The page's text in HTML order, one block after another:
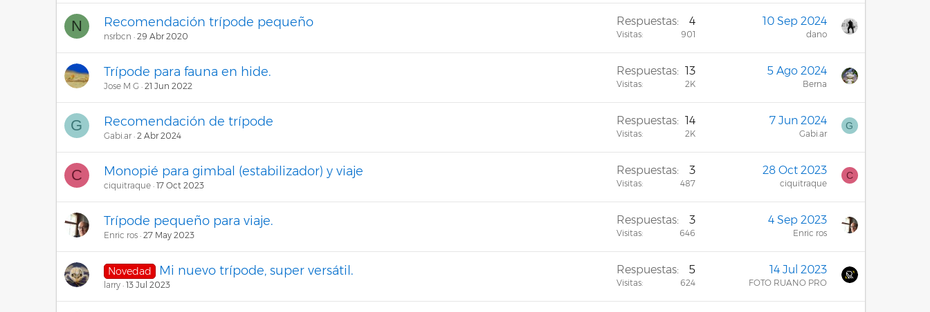
N Recomendación trípode pequeño
nsrbcn 29 Abr 2020
Respuestas 4
Visitas 901
10 Sep 2024
dano
Trípode para fauna en hide.
Jose M G 21 Jun 2022
Respuestas 13
Visitas 2K
5 Ago 2024
Berna
G Recomendación de trípode
Gabi.ar 2 Abr 2024
Respuestas 14
Visitas 2K
7 Jun 2024
Gabi.ar
G
C Monopié para gimbal (estabilizador) y viaje
ciquitraque 17 Oct 2023
Respuestas 3
Visitas 487
28 Oct 2023
ciquitraque
C
Trípode pequeño para viaje.
Enric ros 27 May 2023
Respuestas 3
Visitas 646
4 Sep 2023
Enric ros
Novedad Mi nuevo trípode, super versátil.
larry 13 Jul 2023
Respuestas 5
Visitas 624
14 Jul 2023
FOTO RUANO PRO